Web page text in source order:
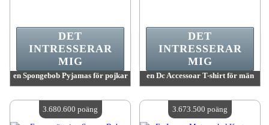
en Spongebob Pyjamas för pojkar
Antal tillgängliga:4
DET
INTRESSERAR
MIG
en Dc Accessoar T-shirt för män
Antal tillgängliga:4
DET
INTRESSERAR
MIG
3.680.600 poäng 3.673.500 poäng